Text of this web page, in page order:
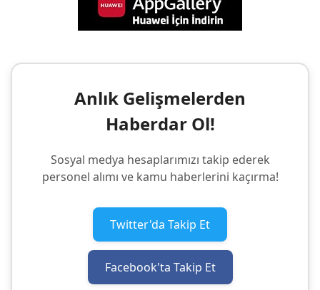
Anlık Gelişmelerden
Haberdar Ol!
Sosyal medya hesaplarımızı takip ederek
personel alımı ve kamu haberlerini kaçırma!
Twitter'da Takip Et
Facebook'ta Takip Et